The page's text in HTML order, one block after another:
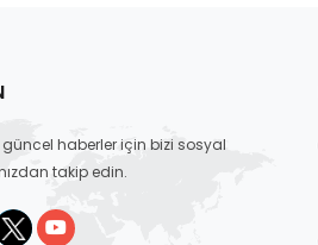
güncel haberler için bizi sosyal
takip edin.